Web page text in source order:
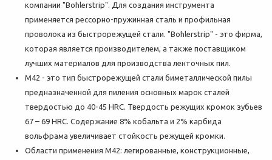
компании "Bohlerstrip". Для создания инструмента
применяется рессорно-пружинная сталь и профильная
проволока из быстрорежущей стали. "Bohlerstrip" - это фирма,
которая является производителем, а также поставщиком
лучших материалов для производства ленточных пил.
M42 - это тип быстрорежущей стали биметаллической пилы
предназначенной для пиления основных марок сталей
твердостью до 40-45 HRC. Твердость режущих кромок зубьев
67 – 69 HRC. Содержание 8% кобальта и 2% карбида
вольфрама увеличивает стойкость режущей кромки.
Области применения М42: легированные, конструкционные,